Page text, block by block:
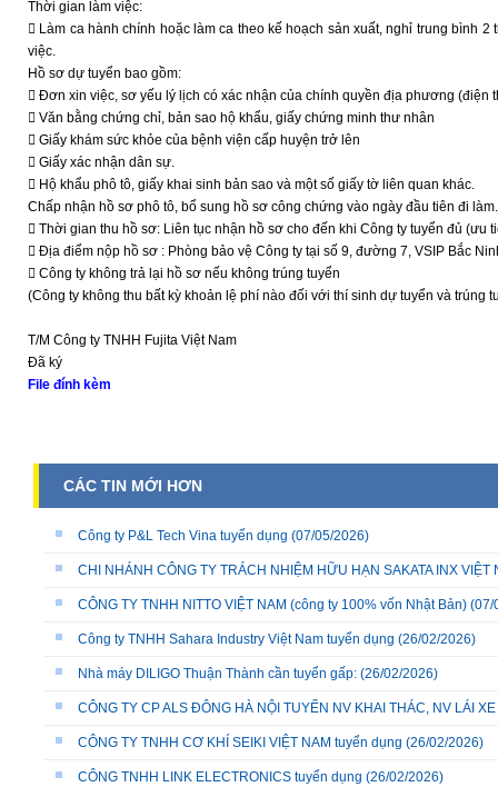
Thời gian làm việc:
 Làm ca hành chính hoặc làm ca theo kế hoạch sản xuất, nghỉ trung bình
việc.
Hồ sơ dự tuyển bao gồm:
 Đơn xin việc, sơ yếu lý lịch có xác nhận của chính quyền địa phương (điện
 Văn bằng chứng chỉ, bản sao hộ khẩu, giấy chứng minh thư nhân
 Giấy khám sức khỏe của bệnh viện cấp huyện trở lên
 Giấy xác nhận dân sự.
 Hộ khẩu phô tô, giấy khai sinh bản sao và một số giấy tờ liên quan khác.
Chấp nhận hồ sơ phô tô, bổ sung hồ sơ công chứng vào ngày đầu tiên đi làm.
 Thời gian thu hồ sơ: Liên tục nhận hồ sơ cho đến khi Công ty tuyển đủ (ưu
 Địa điểm nộp hồ sơ : Phòng bảo vệ Công ty tại số 9, đường 7, VSIP Bắc
 Công ty không trả lại hồ sơ nếu không trúng tuyển
(Công ty không thu bất kỳ khoản lệ phí nào đối với thí sinh dự tuyển và trúng
T/M Công ty TNHH Fujita Việt Nam
Đã ký
File đính kèm
CÁC TIN MỚI HƠN
Công ty P&L Tech Vina tuyển dụng (07/05/2026)
CHI NHÁNH CÔNG TY TRÁCH NHIỆM HỮU HẠN SAKATA INX
CÔNG TY TNHH NITTO VIỆT NAM (công ty 100% vốn Nhật Bản) (07/
Công ty TNHH Sahara Industry Việt Nam tuyển dụng (26/02/2026)
Nhà máy DILIGO Thuận Thành cần tuyển gấp: (26/02/2026)
CÔNG TY CP ALS ĐÔNG HÀ NỘI TUYỂN NV KHAI THÁC, NV LÁI
CÔNG TY TNHH CƠ KHÍ SEIKI VIỆT NAM tuyển dụng (26/02/2026)
CÔNG TNHH LINK ELECTRONICS tuyển dụng (26/02/2026)